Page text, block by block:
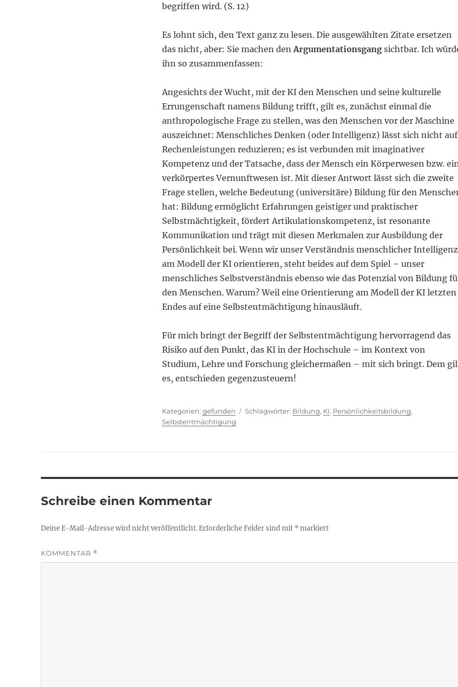
begriffen wird. (S. 12)
Es lohnt sich, den Text ganz zu lesen. Die ausgewählten Zitate ersetzen
das nicht, aber: Sie machen denArgumentationsgang sichtbar. Ich
ihn so zusammenfassen:
Angesichts der Wucht, mit der KI den Menschen und seine kulturelle
Errungenschaft namens Bildung trifft, gilt es, zunächst einmal die
anthropologische Frage zu stellen, was den Menschen vor der Maschine
auszeichnet: Menschliches Denken (oder Intelligenz) lässt sich nicht auf
Rechenleistungen reduzieren; es ist verbunden mit imaginativer
Kompetenz und der Tatsache, dass der Mensch ein Körperwesen bzw.
verkörpertes Vernunftwesen ist. Mit dieser Antwort lässt sich die zweite
Frage stellen, welche Bedeutung (universitäre) Bildung für den
hat: Bildung ermöglicht Erfahrungen geistiger und praktischer
Selbstmächtigkeit, fördert Artikulationskompetenz, ist resonante
Kommunikation und trägt mit diesen Merkmalen zur Ausbildung der
Persönlichkeit bei. Wenn wir unser Verständnis menschlicher Intelligenz
am Modell der KI orientieren, steht beides auf dem Spiel – unser
menschliches Selbstverständnis ebenso wie das Potenzial von Bildung
den Menschen. Warum? Weil eine Orientierung am Modell der KI letzten
Endes auf eine Selbstentmächtigung hinausläuft.
Für mich bringt der Begriff der Selbstentmächtigung hervorragend das
Risiko auf den Punkt, das KI in der Hochschule – im Kontext von
Studium, Lehre und Forschung gleichermaßen – mit sich bringt. Dem
es, entschieden gegenzusteuern!
Kategorien
gefunden Schlagwörter
Bildung, KI, Persönlichkeitsbildung,
Selbstentmächtigung
Schreibe einen Kommentar
Deine E-Mail-Adresse wird nicht veröffentlicht.Erforderliche Felder sind mit *markiert
KOMMENTAR *